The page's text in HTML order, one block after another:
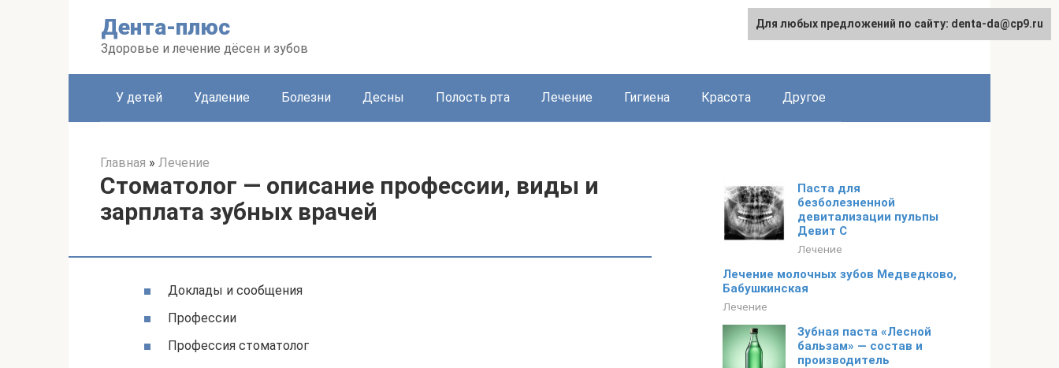
Дента-плюс
Здоровье и лечение дёсен и зубов
У детей Удаление Болезни Десны Полость рта Лечение Гигиена Красота Другое
Главная » Лечение
Стоматолог — описание профессии, виды и
зарплата зубных врачей
Доклады и сообщения
Профессии
Профессия стоматолог
Паста для
безболезненной
девитализации пульпы
Девит С
Лечение
Лечение молочных зубов Медведково,
Бабушкинская
Лечение
Зубная паста «Лесной
бальзам» — состав и
производитель
Для любых предложений по сайту: denta-da@cp9.ru